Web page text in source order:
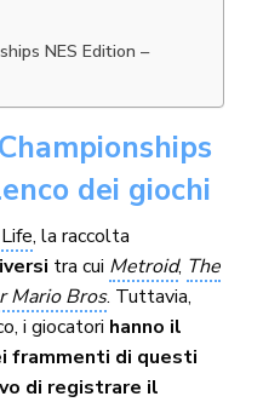
NES Edition –
dei giochi
, la raccolta
tra cui Metroid, The
Mario Bros. Tuttavia,
i giocatori hanno il
frammenti di questi
di registrare il